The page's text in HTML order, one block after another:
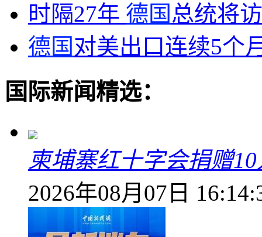
时隔27年 德国 总统将
德国对美出口连续5个
国际新闻精选：
柬埔寨红十字会捐赠
2026年08月07日